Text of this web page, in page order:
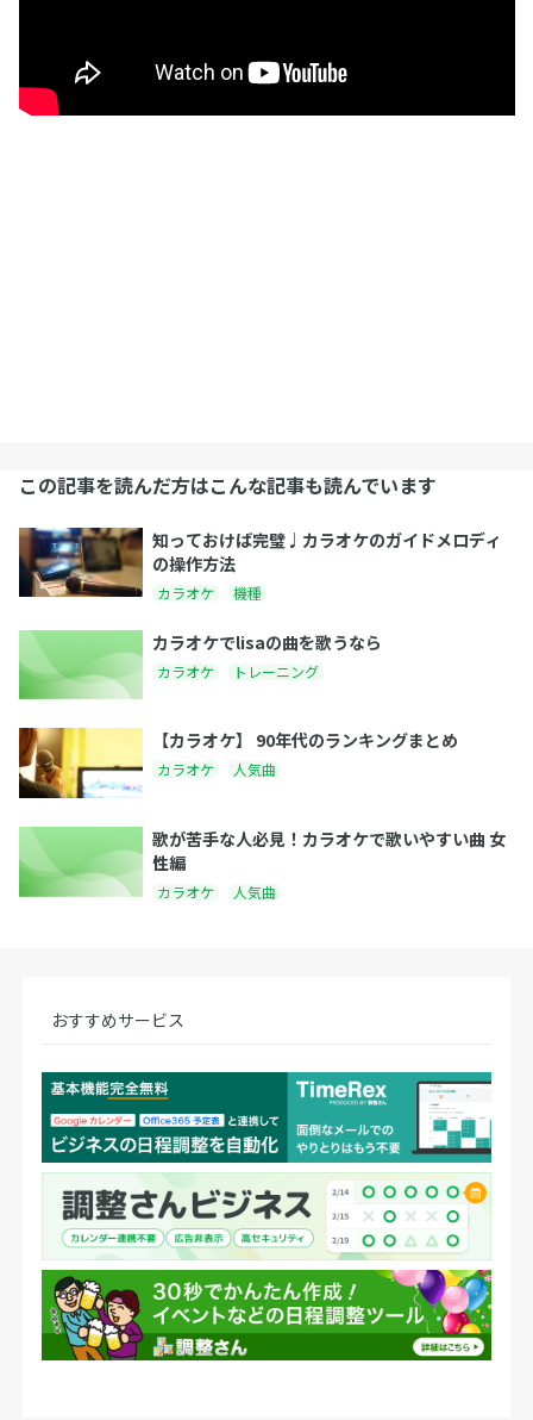
この記事を読んだ方はこんな記事も読んでいます
知っておけば完璧♩カラオケのガイドメロディ
の操作方法
カラオケ 機種
カラオケでlisaの曲を歌うなら
カラオケ トレーニング
【カラオケ】 90年代のランキングまとめ
カラオケ 人気曲
歌が苦手な人必見！カラオケで歌いやすい曲 女
性編
カラオケ 人気曲
おすすめサービス